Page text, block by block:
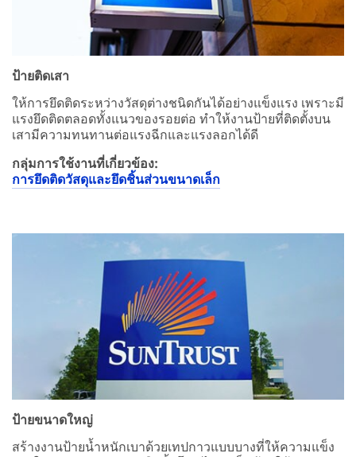
ป้ายติดเสา
ให้การยึดติดระหว่างวัสดุต่างชนิดกันได้อย่างแข็งแรง เพราะมี
แรงยึดติดตลอดทั้งแนวของรอยต่อ ทำให้งานป้ายที่ติดตั้งบน
เสามีความทนทานต่อแรงฉีกและแรงลอกได้ดี
กลุ่มการใช้งานที่เกี่ยวข้อง:
การยึดติดวัสดุและยึดชิ้นส่วนขนาดเล็ก
ป้ายขนาดใหญ่
สร้างงานป้ายน้ำหนักเบาด้วยเทปกาวแบบบางที่ให้ความแข็ง